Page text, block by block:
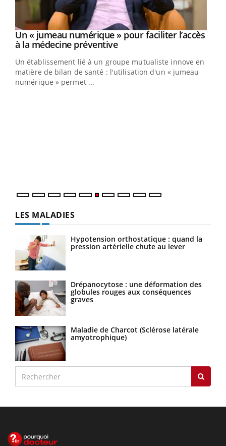
Youtube
Un « jumeau numérique » pour faciliter l’accès
à la médecine préventiveYoutube
Un établissement lié à un groupe mutualiste innove en
matière de bilan de santé : l'utilisation d'un « jumeau
numérique » permet ...
LES MALADIES
Hypotension orthostatique : quand la
pression artérielle chute au lever
Drépanocytose : une déformation des
globules rouges aux conséquences
graves
Maladie de Charcot (Sclérose latérale
amyotrophique)